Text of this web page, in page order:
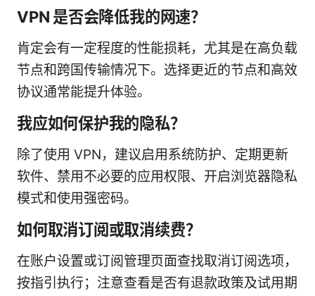
VPN 是否会降低我的网速？
肯定会有一定程度的性能损耗，尤其是在高负载
节点和跨国传输情况下。选择更近的节点和高效
协议通常能提升体验。
我应如何保护我的隐私？
除了使用 VPN，建议启用系统防护、定期更新
软件、禁用不必要的应用权限、开启浏览器隐私
模式和使用强密码。
如何取消订阅或取消续费？
在账户设置或订阅管理页面查找取消订阅选项，
按指引执行；注意查看是否有退款政策及试用期